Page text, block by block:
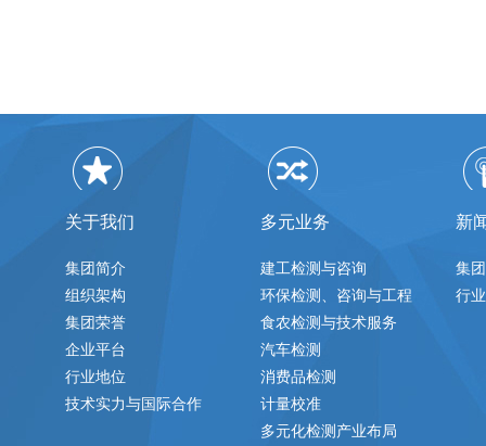
关于我们
集团简介
组织架构
集团荣誉
企业平台
行业地位
技术实力与国际合作
多元业务
建工检测与咨询
环保检测、咨询与工程
食农检测与技术服务
汽车检测
消费品检测
计量校准
多元化检测产业布局
新
集
行